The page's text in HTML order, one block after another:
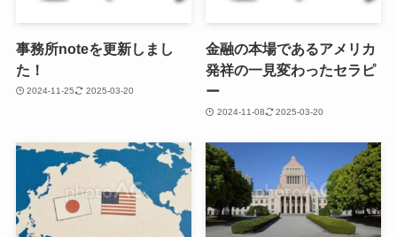
事務所noteを更新しまし
た！
2024-11-25 2025-03-20
金融の本場であるアメリカ
発祥の一見変わったセラピ
ー
2024-11-08 2025-03-20